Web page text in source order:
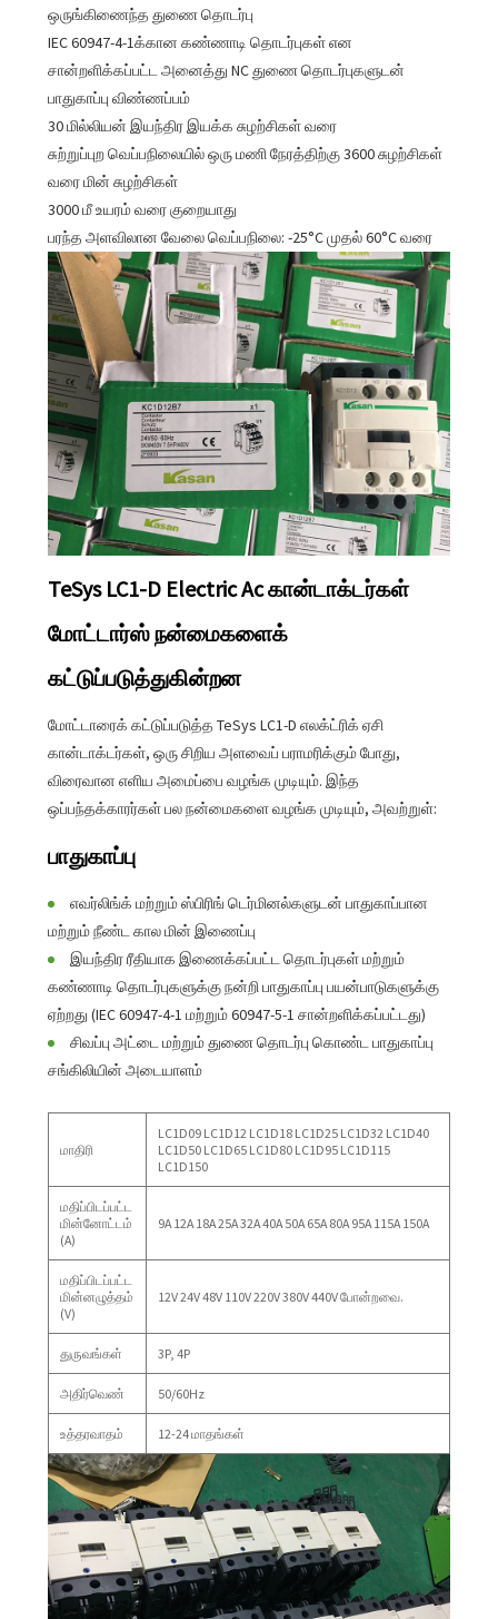
ஒருங்கிணைந்த துணை தொடர்பு
IEC 60947-4-1க்கான கண்ணாடி தொடர்புகள் என
சான்றளிக்கப்பட்ட அனைத்து NC துணை தொடர்புகளுடன்
பாதுகாப்பு விண்ணப்பம்
30 மில்லியன் இயந்திர இயக்க சுழற்சிகள் வரை
சுற்றுப்புற வெப்பநிலையில் ஒரு மணி நேரத்திற்கு 3600 சுழற்சிகள்
வரை மின் சுழற்சிகள்
3000 மீ உயரம் வரை குறையாது
பரந்த அளவிலான வேலை வெப்பநிலை: -25°C முதல் 60°C வரை
TeSys LC1-D Electric Ac கான்டாக்டர்கள்
மோட்டார்ஸ் நன்மைகளைக்
கட்டுப்படுத்துகின்றன
மோட்டாரைக் கட்டுப்படுத்த TeSys LC1-D எலக்ட்ரிக் ஏசி
கான்டாக்டர்கள், ஒரு சிறிய அளவைப் பராமரிக்கும் போது, ​​
விரைவான எளிய அமைப்பை வழங்க முடியும். இந்த
ஒப்பந்தக்காரர்கள் பல நன்மைகளை வழங்க முடியும், அவற்றுள்:
பாதுகாப்பு
எவர்லிங்க் மற்றும் ஸ்பிரிங் டெர்மினல்களுடன் பாதுகாப்பான
மற்றும் நீண்ட கால மின் இணைப்பு
இயந்திர ரீதியாக இணைக்கப்பட்ட தொடர்புகள் மற்றும்
கண்ணாடி தொடர்புகளுக்கு நன்றி பாதுகாப்பு பயன்பாடுகளுக்கு
ஏற்றது (IEC 60947-4-1 மற்றும் 60947-5-1 சான்றளிக்கப்பட்டது)
சிவப்பு அட்டை மற்றும் துணை தொடர்பு கொண்ட பாதுகாப்பு
சங்கிலியின் அடையாளம்
மாதிரி
LC1D09 LC1D12 LC1D18 LC1D25 LC1D32 LC1D40
LC1D50 LC1D65 LC1D80 LC1D95 LC1D115
LC1D150
மதிப்பிடப்பட்ட
மின்னோட்டம்
(A)
9A 12A 18A 25A 32A 40A 50A 65A 80A 95A 115A 150A
மதிப்பிடப்பட்ட
மின்னழுத்தம்
(V)
12V 24V 48V 110V 220V 380V 440V போன்றவை.
துருவங்கள் 3P, 4P
அதிர்வெண் 50/60Hz
உத்தரவாதம் 12-24 மாதங்கள்